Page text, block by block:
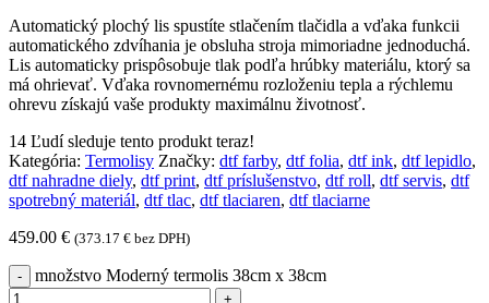
Automatický plochý lis spustíte stlačením tlačidla a vďaka funkcii
automatického zdvíhania je obsluha stroja mimoriadne jednoduchá.
Lis automaticky prispôsobuje tlak podľa hrúbky materiálu, ktorý sa
má ohrievať. Vďaka rovnomernému rozloženiu tepla a rýchlemu
ohrevu získajú vaše produkty maximálnu životnosť.
14 Ľudí sleduje tento produkt teraz!
Kategória: Termolisy Značky: dtf farby, dtf folia, dtf ink, dtf lepidlo,
dtf nahradne diely, dtf print, dtf príslušenstvo, dtf roll, dtf servis, dtf
spotrebný materiál, dtf tlac, dtf tlaciaren, dtf tlaciarne
459.00 € (373.17 € bez DPH)
množstvo Moderný termolis 38cm x 38cm